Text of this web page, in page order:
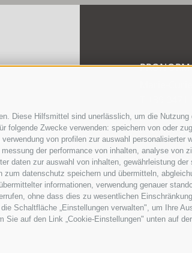
Diese Hilfsmittel sind unerlässlich, um die
Zwecke verwenden: speichern von oder
von profilen zur auswahl personalisierter
der performance von inhalten, analyse von
daten zur auswahl von inhalten, gewährleistung
datenschutz speichern und übermitteln,
informationen, verwendung genauer
ohne dass dies zu wesentlichen
Schaltfläche „Einstellungen verwalten", um Ihre
auf den Link „Cookie-Einstellungen" unten auf
Pec:
MwSt-,
Zertifiziert